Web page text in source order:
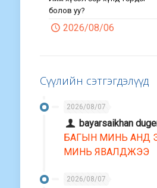
болов уу?
2026/08/06
Сүүлийн сэтгэгдэлүүд
2026/08/07
bayarsaikhan
БАГЫН МИНЬ АНД
МИНЬ ЯВАЛДЖЭЭ
2026/08/07